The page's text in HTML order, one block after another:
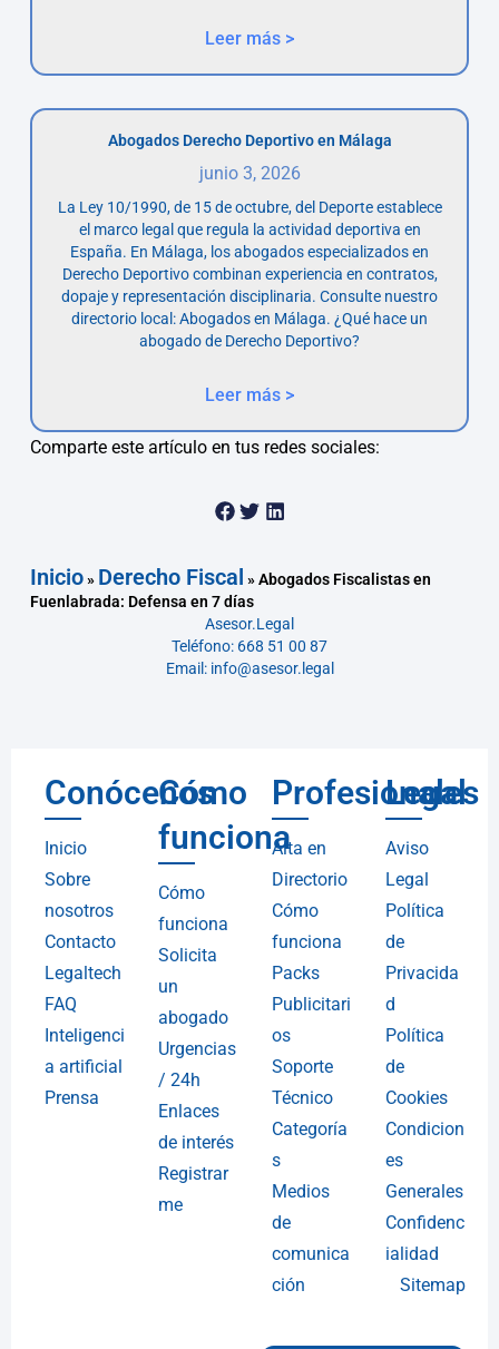
Leer más >
Abogados Derecho Deportivo en Málaga
junio 3, 2026
La Ley 10/1990, de 15 de octubre, del Deporte establece
el marco legal que regula la actividad deportiva en
España. En Málaga, los abogados especializados en
Derecho Deportivo combinan experiencia en contratos,
dopaje y representación disciplinaria. Consulte nuestro
directorio local: Abogados en Málaga. ¿Qué hace un
abogado de Derecho Deportivo?
Leer más >
Comparte este artículo en tus redes sociales:
Inicio» Derecho Fiscal »Abogados Fiscalistas en
Fuenlabrada: Defensa en 7 días
Asesor.Legal
Teléfono: 668 51 00 87
Email: info@asesor.legal
Conócenos
Inicio
Sobre
nosotros
Contacto
Legaltech
FAQ
Inteligenci
a artificial
Prensa
Cómo
funciona
Cómo
funciona
Solicita
un
abogado
Urgencias
/ 24h
Enlaces
de interés
Registrar
me
Profesionales
Alta en
Directorio
Cómo
funciona
Packs
Publicitari
os
Soporte
Técnico
Categoría
s
Medios
de
comunica
ción
Legal
Aviso
Legal
Política
de
Privacida
d
Política
de
Cookies
Condicion
es
Generales
Confidenc
ialidad
Sitemap